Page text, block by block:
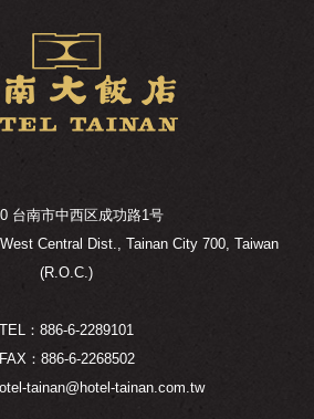
台南市中西区成功路1号
Central Dist., Tainan City 700, Taiwan
(R.O.C.)
TEL：886-6-2289101
FAX：886-6-2268502
tainan@hotel-tainan.com.tw